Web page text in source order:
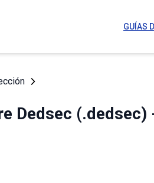
GUÍAS
Dedsec